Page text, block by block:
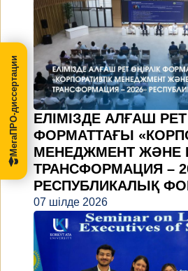
ЕЛІМІЗДЕ АЛҒАШ РЕТ
ФОРМАТТАҒЫ
МЕНЕДЖМЕНТ ЖӘНЕ
ТРАНСФОРМАЦИЯ –
РЕСПУБЛИКАЛЫҚ
07 шілде 2026
МегаПРО-диссертации